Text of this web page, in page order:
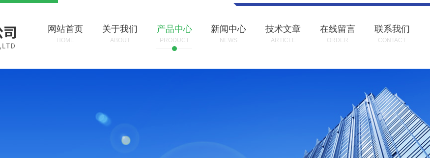
网站首页
HOME
关于我们
ABOUT
产品中心
PRODUCT
新闻中心
NEWS
技术文章
ARTICLE
在线留言
ORDER
联系我们
CONTACT